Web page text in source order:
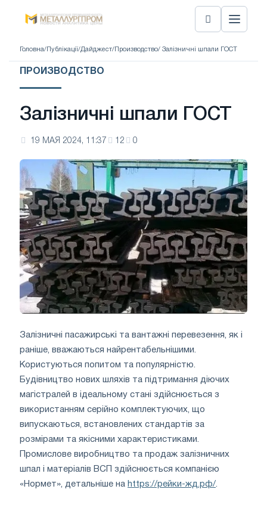
Головна/ Публікації/Дайджест/ Производство/ Залізничні шпали ГОСТ
ПРОИЗВОДСТВО
Залізничні шпали ГОСТ
19 МАЯ 2024, 11:37 12 0
Залізничні пасажирські та вантажні перевезення, як і
раніше, вважаються найрентабельнішими.
Користуються попитом та популярністю.
Будівництво нових шляхів та підтримання діючих
магістралей в ідеальному стані здійснюється з
використанням серійно комплектуючих, що
випускаються, встановлених стандартів за
розмірами та якісними характеристиками.
Промислове виробництво та продаж залізничних
шпал і матеріалів ВСП здійснюється компанією
«Нормет», детальніше на https://рейки-жд.рф/.